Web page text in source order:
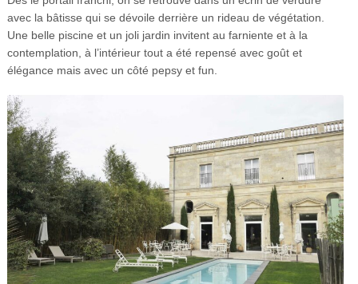
avec la bâtisse qui se dévoile derrière un rideau de végétation.
Une belle piscine et un joli jardin invitent au farniente et à la
contemplation, à l’intérieur tout a été repensé avec goût et
élégance mais avec un côté pepsy et fun.